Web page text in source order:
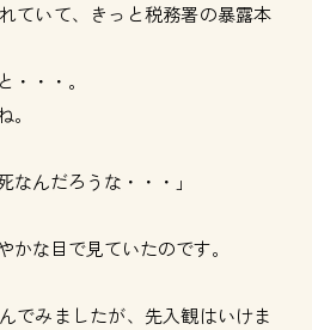
ていて、きっと税務署の暴露本
・・・。
なんだろうな・・・」
かな目で見ていたのです。
でみましたが、先入観はいけま